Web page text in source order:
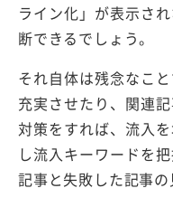
ライン化」が表示さ
断できるでしょう。
それ自体は残念なこ
充実させたり、関連
対策をすれば、流入
し流入キーワードを
記事と失敗した記事の